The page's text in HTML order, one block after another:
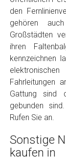
den
gehören
Großstädten
ihren
kennzeichnen
Fahrleitungen
Gattung sind
gebunden
Rufen Sie an.
Sonstige
kaufen in